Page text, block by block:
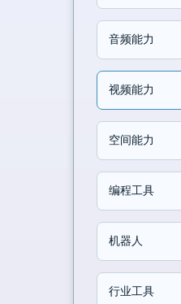
音频能力
视频能力
空间能力
编程工具
机器人
行业工具